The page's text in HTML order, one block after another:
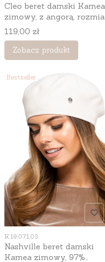
Cleo beret damski Kamea
zimowy, z angorą, rozmiar
uniwersalny 54–60 cm,
kolor szary
Cena
119,00 zł
Zobacz produkt
Bestseller
Kod produktu
K.19.071.03
Nashville beret damski
Kamea zimowy, 97%